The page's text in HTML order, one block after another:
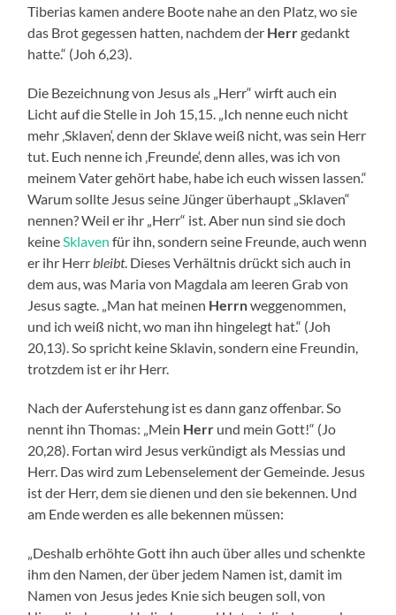
Tiberias kamen andere Boote nahe an den Platz, wo sie
das Brot gegessen hatten, nachdem der Herrgedankt
hatte.“ (Joh 6,23).
Die Bezeichnung von Jesus als „Herr“ wirft auch ein
Licht auf die Stelle in Joh 15,15. „Ich nenne euch nicht
mehr ‚Sklaven‘, denn der Sklave weiß nicht, was sein Herr
tut. Euch nenne ich ‚Freunde‘, denn alles, was ich von
meinem Vater gehört habe, habe ich euch wissen lassen.“
Warum sollte Jesus seine Jünger überhaupt „Sklaven“
nennen? Weil er ihr „Herr“ ist. Aber nun sind sie doch
keineSklaven für ihn, sondern seine Freunde, auch wenn
er ihr Herrbleibt. Dieses Verhältnis drückt sich auch in
dem aus, was Maria von Magdala am leeren Grab von
Jesus sagte. „Man hat meinen Herrnweggenommen,
und ich weiß nicht, wo man ihn hingelegt hat.“ (Joh
20,13). So spricht keine Sklavin, sondern eine Freundin,
trotzdem ist er ihr Herr.
Nach der Auferstehung ist es dann ganz offenbar. So
nennt ihn Thomas: „Mein Herr und mein Gott!“ (Jo
20,28). Fortan wird Jesus verkündigt als Messias und
Herr. Das wird zum Lebenselement der Gemeinde. Jesus
ist der Herr, dem sie dienen und den sie bekennen. Und
am Ende werden es alle bekennen müssen:
„Deshalb erhöhte Gott ihn auch über alles und schenkte
ihm den Namen, der über jedem Namen ist, damit im
Namen von Jesus jedes Knie sich beugen soll, von